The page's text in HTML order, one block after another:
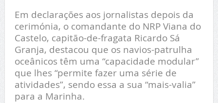
Em declarações aos jornalistas depois da
cerimónia, o comandante do NRP Viana do
Castelo, capitão-de-fragata Ricardo Sá
Granja, destacou que os navios-patrulha
oceânicos têm uma “capacidade modular”
que lhes “permite fazer uma série de
atividades”, sendo essa a sua “mais-valia”
para a Marinha.